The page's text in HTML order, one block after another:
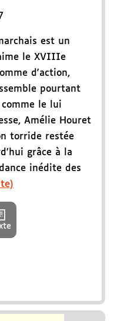
est un
le XVIIIe
d'action,
pourtant
le lui
Amélie Houret
torride restée
grâce à la
inédite des